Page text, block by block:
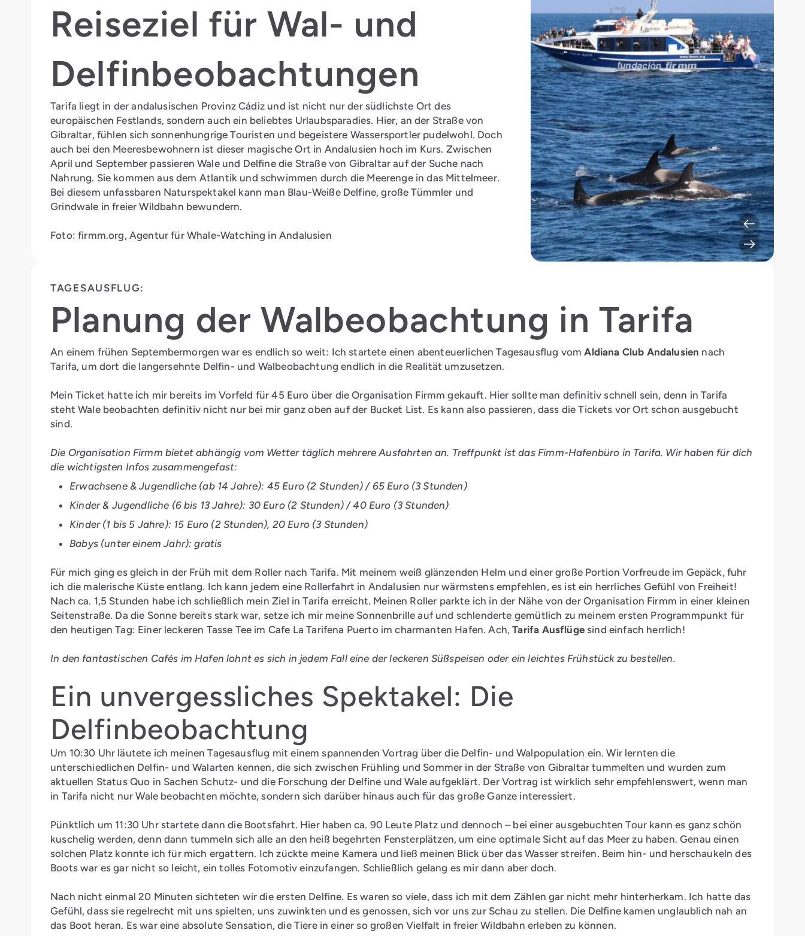
Reiseziel für Wal- und
Delfinbeobachtungen
Tarifa liegt in der andalusischen Provinz Cádiz und ist nicht nur der südlichste Ort des
europäischen Festlands, sondern auch ein beliebtes Urlaubsparadies. Hier, an der Straße von
Gibraltar, fühlen sich sonnenhungrige Touristen und begeistere Wassersportler pudelwohl. Doch
auch bei den Meeresbewohnern ist dieser magische Ort in Andalusien hoch im Kurs. Zwischen
April und September passieren Wale und Delfine die Straße von Gibraltar auf der Suche nach
Nahrung. Sie kommen aus dem Atlantik und schwimmen durch die Meerenge in das Mittelmeer.
Bei diesem unfassbaren Naturspektakel kann man Blau-Weiße Delfine, große Tümmler und
Grindwale in freier Wildbahn bewundern.
Foto: firmm.org, Agentur für Whale-Watching in Andalusien
TAGESAUSFLUG:
Planung der Walbeobachtung in Tarifa
An einem frühen Septembermorgen war es endlich so weit: Ich startete einen abenteuerlichen Tagesausflug vomAldiana Club Andalusien nach
Tarifa, um dort die langersehnte Delfin- und Walbeobachtung endlich in die Realität umzusetzen.
Mein Ticket hatte ich mir bereits im Vorfeld für 45 Euro über die Organisation Firmm gekauft. Hier sollte man definitiv schnell sein, denn in Tarifa
steht Wale beobachten definitiv nicht nur bei mir ganz oben auf der Bucket List. Es kann also passieren, dass die Tickets vor Ort schon ausgebucht
sind.
Die Organisation Firmm bietet abhängig vom Wetter täglich mehrere Ausfahrten an. Treffpunkt ist das Fimm-Hafenbüro in Tarifa. Wir haben für dich
die wichtigsten Infos zusammengefast:
Erwachsene & Jugendliche (ab 14 Jahre): 45 Euro (2 Stunden) / 65 Euro (3 Stunden)
Kinder & Jugendliche (6 bis 13 Jahre): 30 Euro (2 Stunden) / 40 Euro (3 Stunden)
Kinder (1 bis 5 Jahre): 15 Euro (2 Stunden), 20 Euro (3 Stunden)
Babys (unter einem Jahr): gratis
Für mich ging es gleich in der Früh mit dem Roller nach Tarifa. Mit meinem weiß glänzenden Helm und einer große Portion Vorfreude im Gepäck, fuhr
ich die malerische Küste entlang. Ich kann jedem eine Rollerfahrt in Andalusien nur wärmstens empfehlen, es ist ein herrliches Gefühl von Freiheit!
Nach ca. 1,5 Stunden habe ich schließlich mein Ziel in Tarifa erreicht. Meinen Roller parkte ich in der Nähe von der Organisation Firmm in einer kleinen
Seitenstraße. Da die Sonne bereits stark war, setze ich mir meine Sonnenbrille auf und schlenderte gemütlich zu meinem ersten Programmpunkt für
den heutigen Tag: Einer leckeren Tasse Tee im Cafe La Tarifena Puerto im charmanten Hafen. Ach,Tarifa Ausflügesind einfach herrlich!
In den fantastischen Cafés im Hafen lohnt es sich in jedem Fall eine der leckeren Süßspeisen oder ein leichtes Frühstück zu bestellen.
Ein unvergessliches Spektakel: Die
Delfinbeobachtung
Um 10:30 Uhr läutete ich meinen Tagesausflug mit einem spannenden Vortrag über die Delfin- und Walpopulation ein. Wir lernten die
unterschiedlichen Delfin- und Walarten kennen, die sich zwischen Frühling und Sommer in der Straße von Gibraltar tummelten und wurden zum
aktuellen Status Quo in Sachen Schutz- und die Forschung der Delfine und Wale aufgeklärt. Der Vortrag ist wirklich sehr empfehlenswert, wenn man
in Tarifa nicht nur Wale beobachten möchte, sondern sich darüber hinaus auch für das große Ganze interessiert.
Pünktlich um 11:30 Uhr startete dann die Bootsfahrt. Hier haben ca. 90 Leute Platz und dennoch – bei einer ausgebuchten Tour kann es ganz schön
kuschelig werden, denn dann tummeln sich alle an den heiß begehrten Fensterplätzen, um eine optimale Sicht auf das Meer zu haben. Genau einen
solchen Platz konnte ich für mich ergattern. Ich zückte meine Kamera und ließ meinen Blick über das Wasser streifen. Beim hin- und herschaukeln des
Boots war es gar nicht so leicht, ein tolles Fotomotiv einzufangen. Schließlich gelang es mir dann aber doch.
Nach nicht einmal 20 Minuten sichteten wir die ersten Delfine. Es waren so viele, dass ich mit dem Zählen gar nicht mehr hinterherkam. Ich hatte das
Gefühl, dass sie regelrecht mit uns spielten, uns zuwinkten und es genossen, sich vor uns zur Schau zu stellen. Die Delfine kamen unglaublich nah an
das Boot heran. Es war eine absolute Sensation, die Tiere in einer so großen Vielfalt in freier Wildbahn erleben zu können.